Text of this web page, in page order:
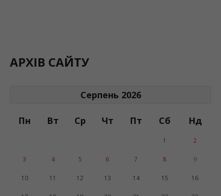
АРХІВ САЙТУ
Серпень 2026
Пн Вт Ср Чт Пт Сб Нд
1 2
3 4 5 6 7 8 9
10 11 12 13 14 15 16